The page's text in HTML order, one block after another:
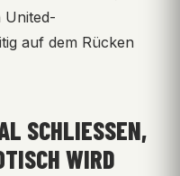
United-
auf dem Rücken
SCHLIESSEN, B
WIRD